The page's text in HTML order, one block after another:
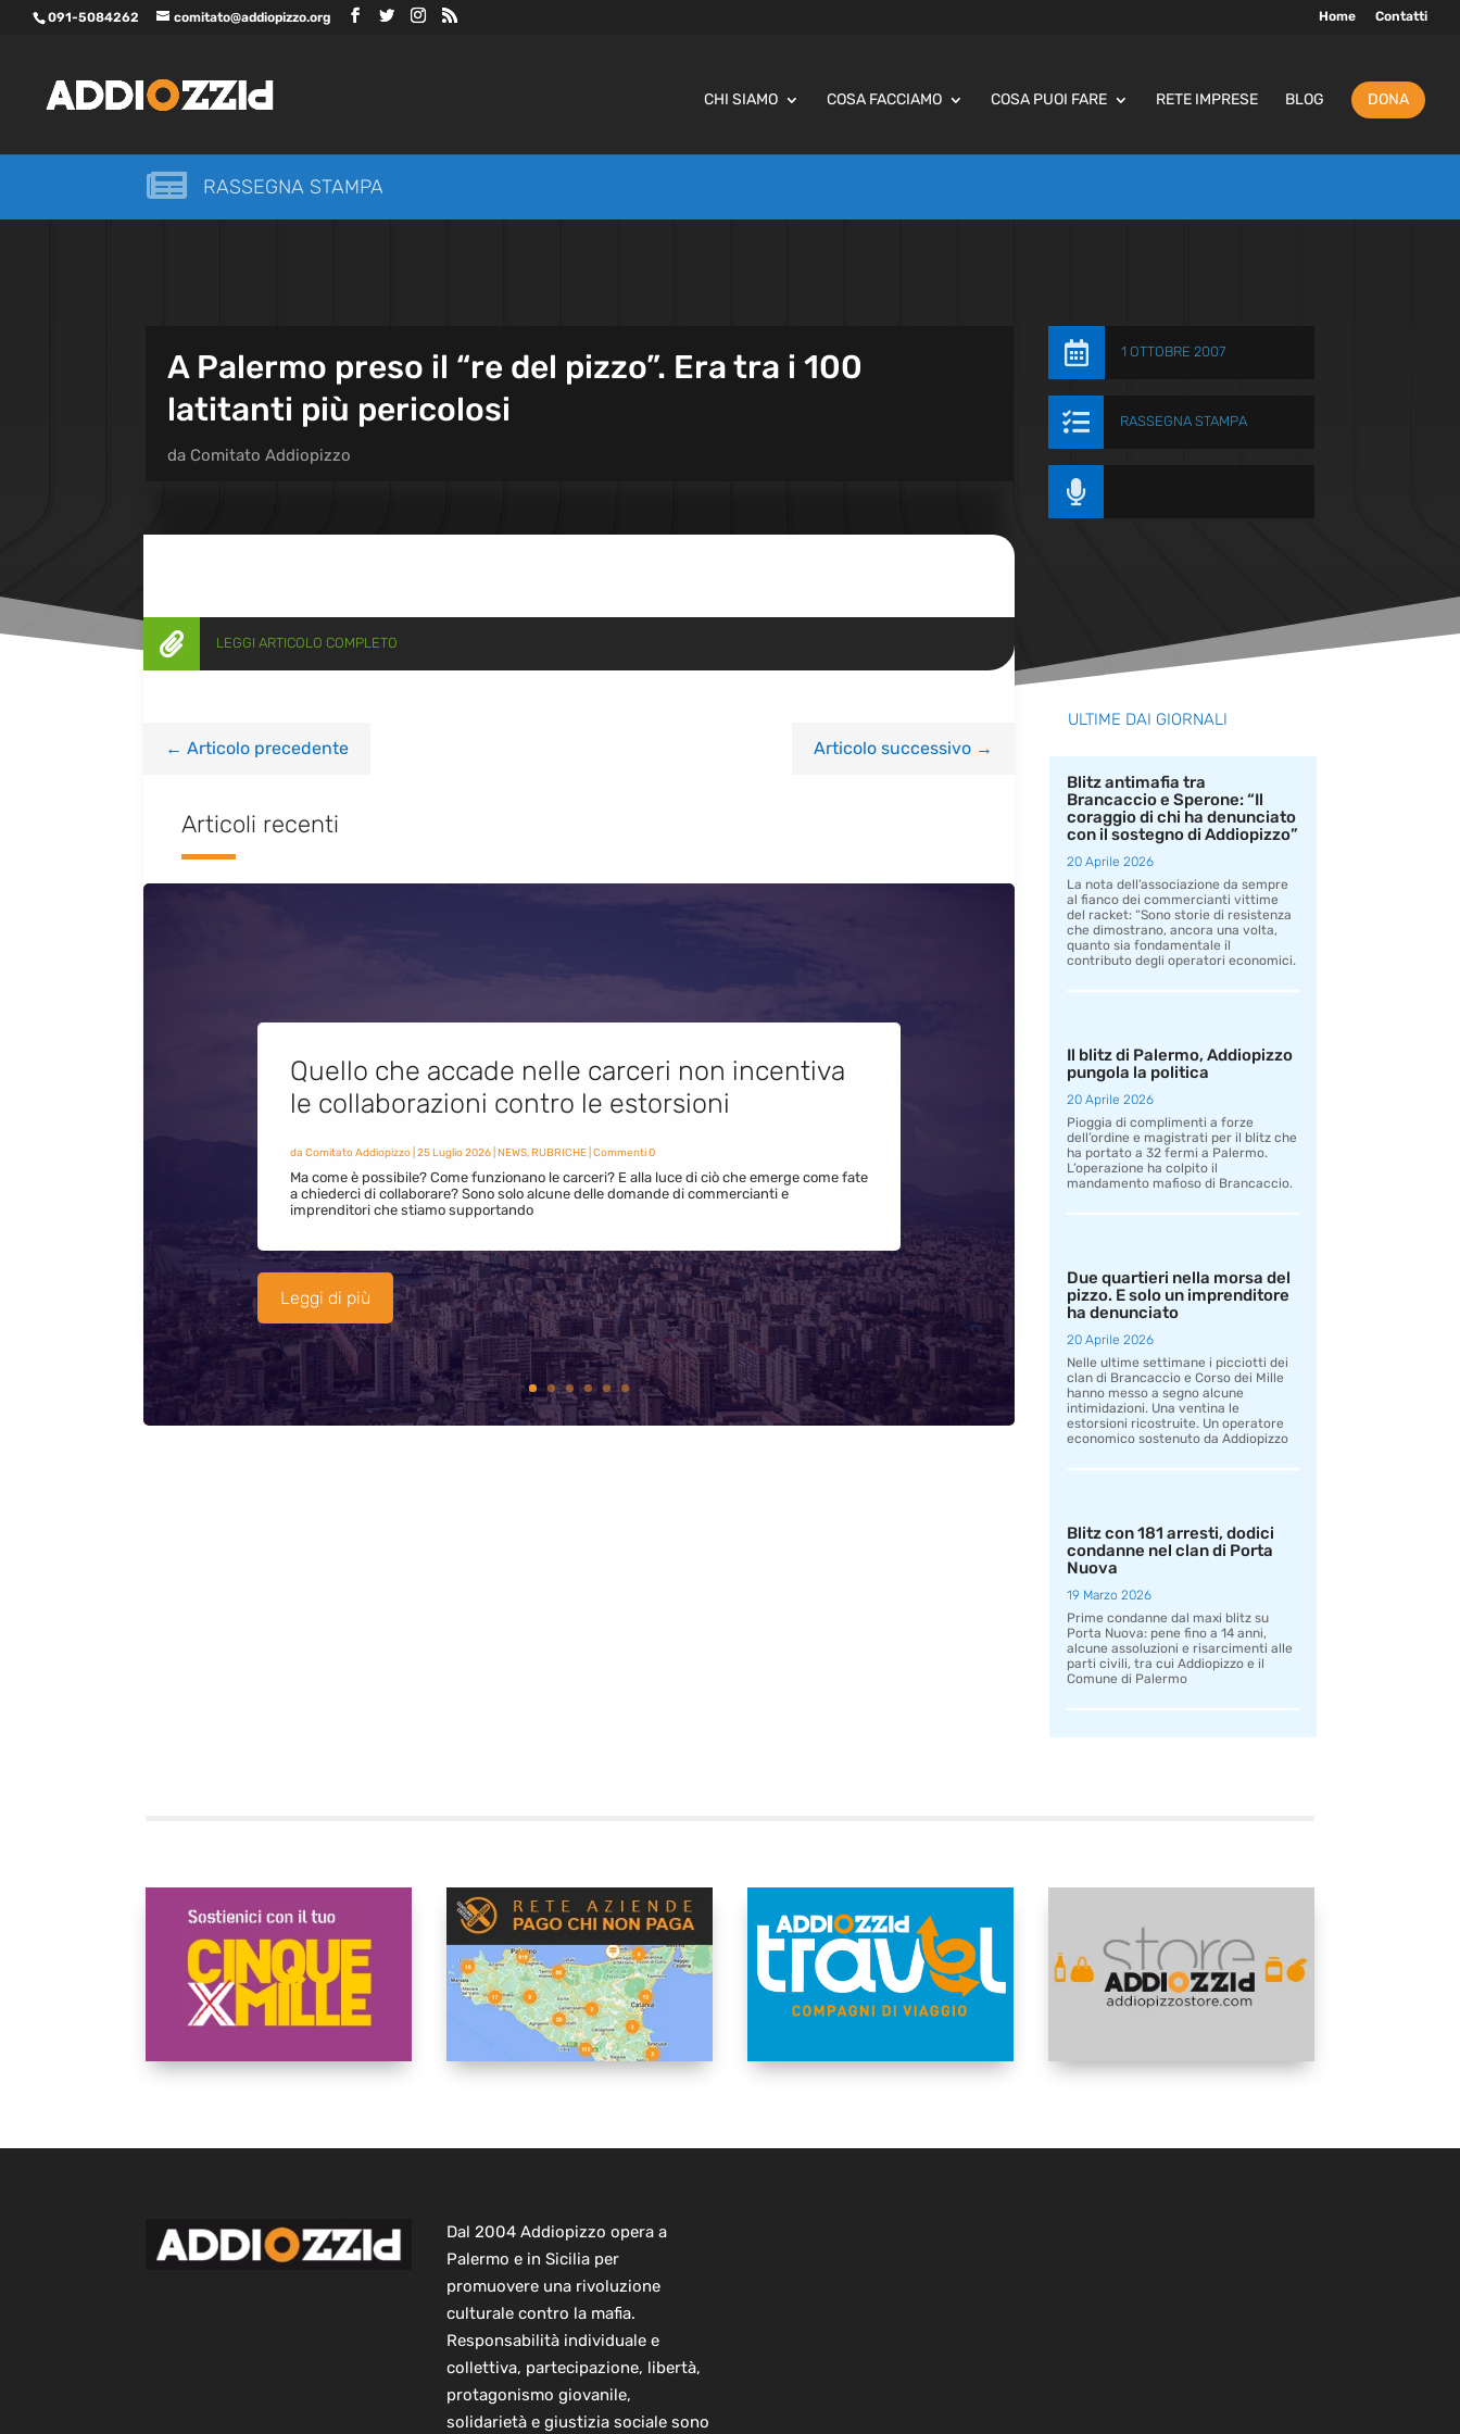
091-5084262 comitato@addiopizzo.org Home Contatti
CHI SIAMO COSA FACCIAMO COSA PUOI FARE RETE IMPRESE BLOG DONA
 RASSEGNA STAMPA
A Palermo preso il “re del pizzo”. Era tra i 100
latitanti più pericolosi
da Comitato Addiopizzo
 1 OTTOBRE 2007
 RASSEGNA STAMPA

 LEGGI ARTICOLO COMPLETO
← Articolo precedente Articolo successivo→
Articoli recenti
Quello che accade nelle carceri non incentiva
le collaborazioni contro le estorsioni
da Comitato Addiopizzo| 25 Luglio 2026| NEWS,RUBRICHE| Commenti 0
Ma come è possibile? Come funzionano le carceri? E alla luce di ciò che emerge come fate
a chiederci di collaborare? Sono solo alcune delle domande di commercianti e
imprenditori che stiamo supportando
Leggi di più
ULTIME DAI GIORNALI
Blitz antimafia tra
Brancaccio e Sperone: “Il
coraggio di chi ha denunciato
con il sostegno di Addiopizzo”
20 Aprile 2026
La nota dell’associazione da sempre
al fianco dei commercianti vittime
del racket: “Sono storie di resistenza
che dimostrano, ancora una volta,
quanto sia fondamentale il
contributo degli operatori economici.
Il blitz di Palermo, Addiopizzo
pungola la politica
20 Aprile 2026
Pioggia di complimenti a forze
dell’ordine e magistrati per il blitz che
ha portato a 32 fermi a Palermo.
L’operazione ha colpito il
mandamento mafioso di Brancaccio.
Due quartieri nella morsa del
pizzo. E solo un imprenditore
ha denunciato
20 Aprile 2026
Nelle ultime settimane i picciotti dei
clan di Brancaccio e Corso dei Mille
hanno messo a segno alcune
intimidazioni. Una ventina le
estorsioni ricostruite. Un operatore
economico sostenuto da Addiopizzo
Blitz con 181 arresti, dodici
condanne nel clan di Porta
Nuova
19 Marzo 2026
Prime condanne dal maxi blitz su
Porta Nuova: pene fino a 14 anni,
alcune assoluzioni e risarcimenti alle
parti civili, tra cui Addiopizzo e il
Comune di Palermo
Dal 2004 Addiopizzo opera a
Palermo e in Sicilia per
promuovere una rivoluzione
culturale contro la mafia.
Responsabilità individuale e
collettiva, partecipazione, libertà,
protagonismo giovanile,
solidarietà e giustizia sociale sono